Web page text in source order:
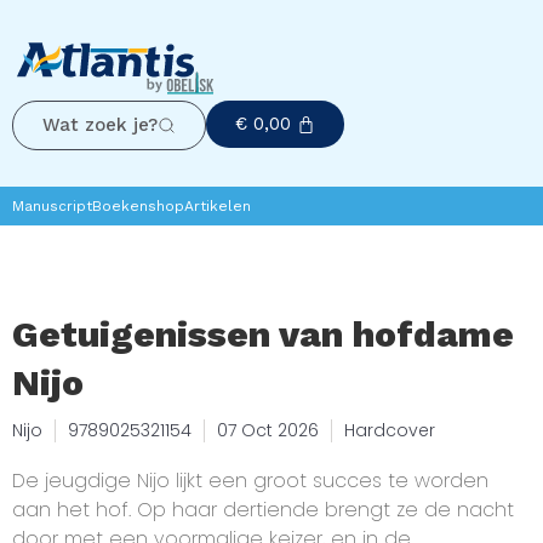
Wat zoek je? € 0,00
ManuscriptBoekenshopArtikelen
Getuigenissen van hofdame
Nijo
Nijo 9789025321154 07 Oct 2026 Hardcover
De jeugdige Nijo lijkt een groot succes te worden
aan het hof. Op haar dertiende brengt ze de nacht